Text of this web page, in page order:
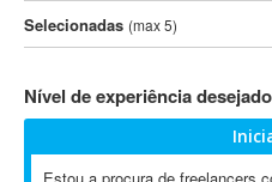
3DS Max
3GSM
802.11
A-GPS
Selecionadas (max 5)
Nível de experiência desejado